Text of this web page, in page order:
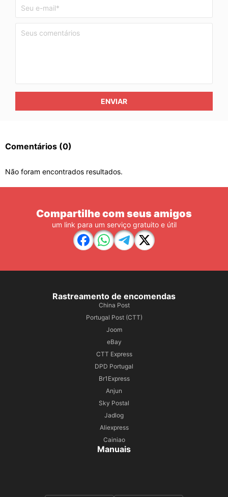
ENVIAR
Comentários (0)
Não foram encontrados resultados.
Compartilhe com seus amigos
um link para um serviço gratuito e útil
Rastreamento de encomendas
China Post
Portugal Post (CTT)
Joom
eBay
CTT Express
DPD Portugal
Br1Express
Anjun
Sky Postal
Jadlog
Aliexpress
Cainiao
Manuais